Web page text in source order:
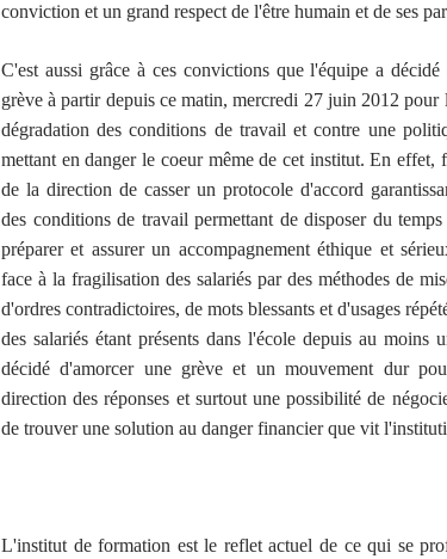
conviction et un grand respect de l'être humain et de ses
C'est aussi grâce à ces convictions que l'équipe a décidé
grève à partir depuis ce matin, mercredi 27 juin 2012 pour
dégradation des conditions de travail et contre une
mettant en danger le coeur même de cet institut. En effet,
de la direction de casser un protocole d'accord
des conditions de travail permettant de disposer du temps
préparer et assurer un accompagnement éthique et
face à la fragilisation des salariés par des méthodes de
d'ordres contradictoires, de mots blessants et d'usages
des salariés étant présents dans l'école depuis au moins
décidé d'amorcer une grève et un mouvement dur
direction des réponses et surtout une possibilité de
de trouver une solution au danger financier que vit
L'institut de formation est le reflet actuel de ce qui se